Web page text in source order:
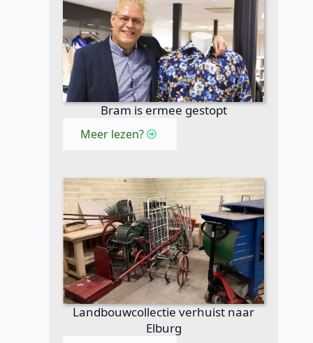
Bram is ermee gestopt
Meer lezen?
Landbouwcollectie verhuist naar
Elburg